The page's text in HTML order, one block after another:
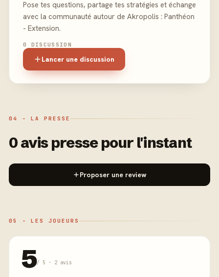
Pose tes questions, partage tes stratégies et échange
avec la communauté autour de Akropolis : Panthéon
- Extension.
0 DISCUSSION
Lancer une discussion
04 - LA PRESSE
0 avis presse pour l'instant
Proposer une review
05 - LES JOUEURS
5/ 5 · 2 avis